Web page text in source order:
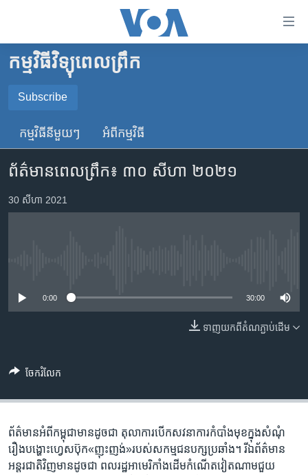
គេហទំព័រ​
ទាក់ទង
រំលង​
ទំព័រ​
ព័ត៌មាន​​
តែ​
ម្តង
រចនា
ចូល​
ទំព័រ​
ស្វែង​
កម្ពុជា
អន្តរជាតិ
ចិន
ហេឡូវីអូអេ
កម្ពុជាច្នៃប្រតិដ្ឋ
កម្មវិធីទាំងអស់
បណ្តាញ​សង្គម
ភាសា
កម្មវិធីវិទ្យុពេលព្រឹក
Subscribe
SUBSCRIBE
YouTube Music
កម្មវិធី​នីមួយៗ អំពី​កម្មវិធី​
ព័ត៌មាន​ពេល​ព្រឹក៖ ៣០ សីហា ២០២១
30 សីហា 2021
0:00 30:00
ទាញ​យក​ពី​តំណភ្ជាប់​ដើម
ចែករំលែក
ព័ត៌មាន​អំពី​កម្ពុជា​មាន​ដូចជា តុលាការ​បើក​សវនាការ​កំបាំង​មុខ​ក្នុង​សំណុំ
រឿង​បង្ហោះ​ហ្វេសប៊ុក​«ញុះញង់»​របស់​សកម្មជន​បក្ស​ប្រឆាំង។ រី​ឯ​ព័ត៌មាន​
អន្តរជាតិ​វិញ​មាន​ដូចជា ពលរដ្ឋ​អាមេរិកាំង​ដើមកំណើត​វៀតណាម​ជួយ​